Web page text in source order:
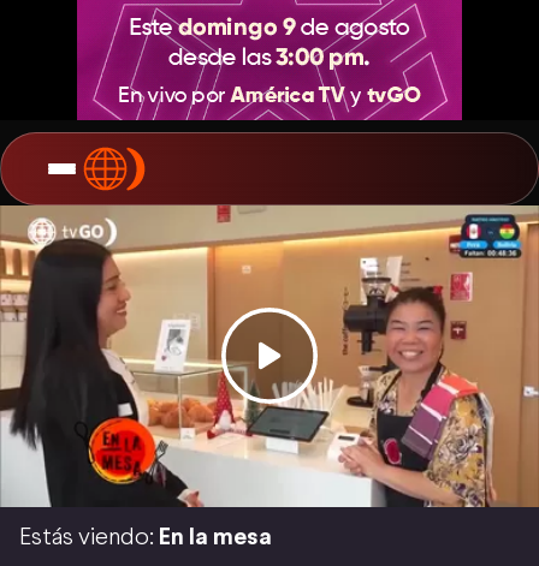
Estás viendo: En la mesa